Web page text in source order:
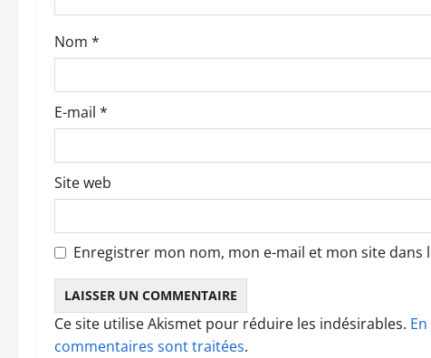
a
r
t
i
c
l
e
Nom *
E-mail *
Site web
Enregistrer mon nom, mon e-mail et mon site
Ce site utilise Akismet pour réduire les indésirables.
commentaires sont traitées.